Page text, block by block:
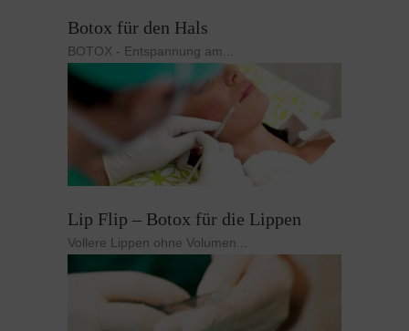
Botox für den Hals
BOTOX - Entspannung am...
Lip Flip – Botox für die Lippen
Vollere Lippen ohne Volumen...